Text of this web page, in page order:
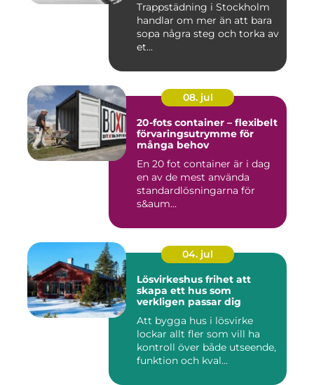
Trappstädning i Stockholm
handlar om mer än att bara
sopa några steg och torka av
et...
08. jul
20-fots container – flexibelt
förvaringsutrymme för
många behov
En 20 fot container är i dag
en av de mest använda
standardlösningarna för
s&aum...
04. jul
Lösvirkeshus frihet att
skapa ett hus som
verkligen passar dig
Att bygga hus i lösvirke
lockar allt fler som vill ha
kontroll över både utseende,
funktion och kval...